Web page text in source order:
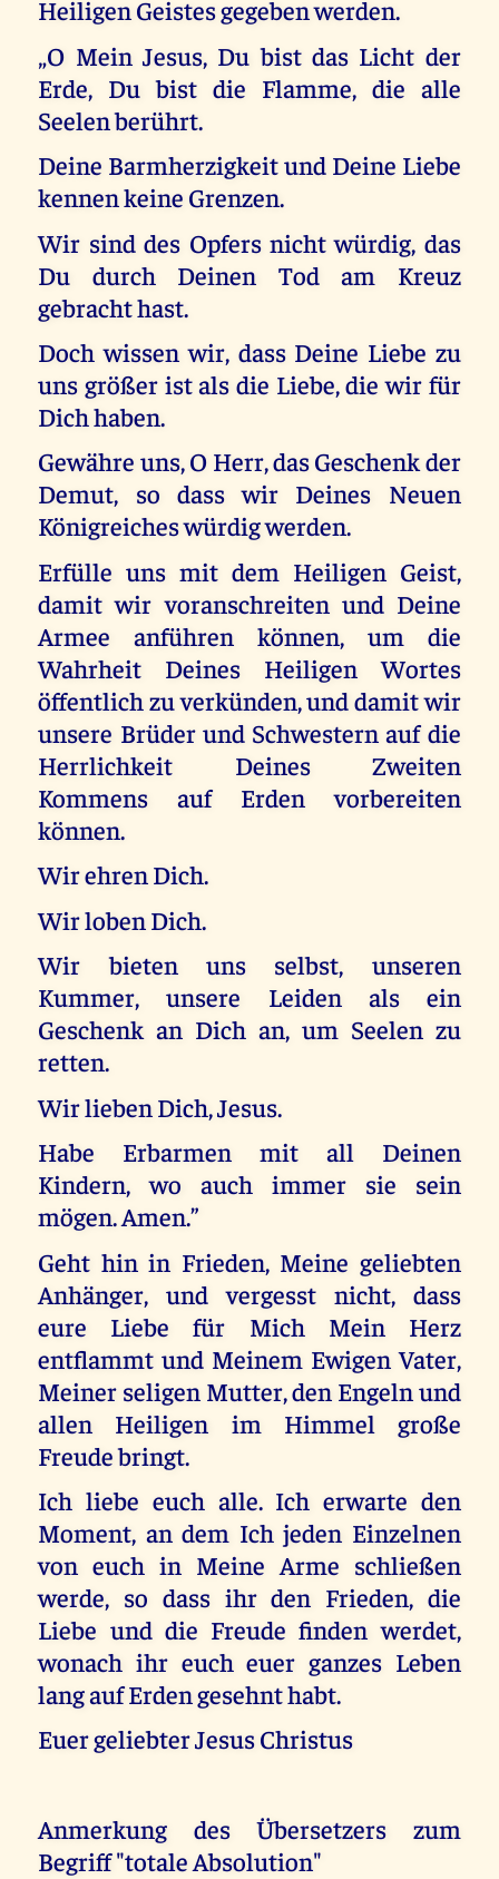
Heiligen Geistes gegeben werden.
„O Mein Jesus, Du bist das Licht der
Erde, Du bist die Flamme, die alle
Seelen berührt.
Deine Barmherzigkeit und Deine Liebe
kennen keine Grenzen.
Wir sind des Opfers nicht würdig, das
Du durch Deinen Tod am Kreuz
gebracht hast.
Doch wissen wir, dass Deine Liebe zu
uns größer ist als die Liebe, die wir für
Dich haben.
Gewähre uns, O Herr, das Geschenk der
Demut, so dass wir Deines Neuen
Königreiches würdig werden.
Erfülle uns mit dem Heiligen Geist,
damit wir voranschreiten und Deine
Armee anführen können, um die
Wahrheit Deines Heiligen Wortes
öffentlich zu verkünden, und damit wir
unsere Brüder und Schwestern auf die
Herrlichkeit Deines Zweiten
Kommens auf Erden vorbereiten
können.
Wir ehren Dich.
Wir loben Dich.
Wir bieten uns selbst, unseren
Kummer, unsere Leiden als ein
Geschenk an Dich an, um Seelen zu
retten.
Wir lieben Dich, Jesus.
Habe Erbarmen mit all Deinen
Kindern, wo auch immer sie sein
mögen. Amen.”
Geht hin in Frieden, Meine geliebten
Anhänger, und vergesst nicht, dass
eure Liebe für Mich Mein Herz
entflammt und Meinem Ewigen Vater,
Meiner seligen Mutter, den Engeln und
allen Heiligen im Himmel große
Freude bringt.
Ich liebe euch alle. Ich erwarte den
Moment, an dem Ich jeden Einzelnen
von euch in Meine Arme schließen
werde, so dass ihr den Frieden, die
Liebe und die Freude finden werdet,
wonach ihr euch euer ganzes Leben
lang auf Erden gesehnt habt.
Euer geliebter Jesus Christus
Anmerkung des Übersetzers zum
Begriff "totale Absolution"